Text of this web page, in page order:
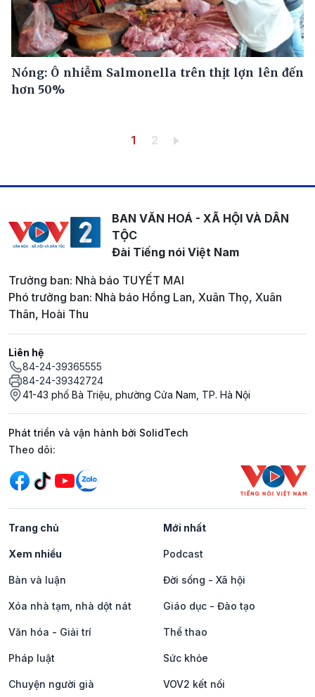
Nóng: Ô nhiễm Salmonella trên thịt lợn lên đến
hơn 50%
Trang hiện thời
1 Trang
2
BAN VĂN HOÁ - XÃ HỘI VÀ DÂN
TỘC
Đài Tiếng nói Việt Nam
Trưởng ban: Nhà báo TUYẾT MAI
Phó trưởng ban: Nhà báo Hồng Lan, Xuân Thọ, Xuân
Thân, Hoài Thu
Liên hệ
84-24-39365555
84-24-39342724
41-43 phố Bà Triệu, phường Cửa Nam, TP. Hà Nội
Phát triển và vận hành bởi SolidTech
Mạng xã hội
Theo dõi:
Trang chủ Mới nhất
Xem nhiều Podcast
Bàn và luận Đời sống - Xã hội
Xóa nhà tạm, nhà dột nát Giáo dục - Đào tạo
Văn hóa - Giải trí Thể thao
Pháp luật Sức khỏe
Chuyện người già VOV2 kết nối